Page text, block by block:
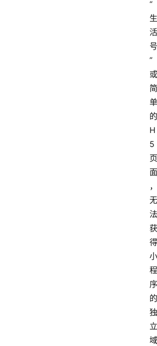
“
生
活
号
”
或
简
单
的
H
5
页
面
，
无
法
获
得
小
程
序
的
独
立
域